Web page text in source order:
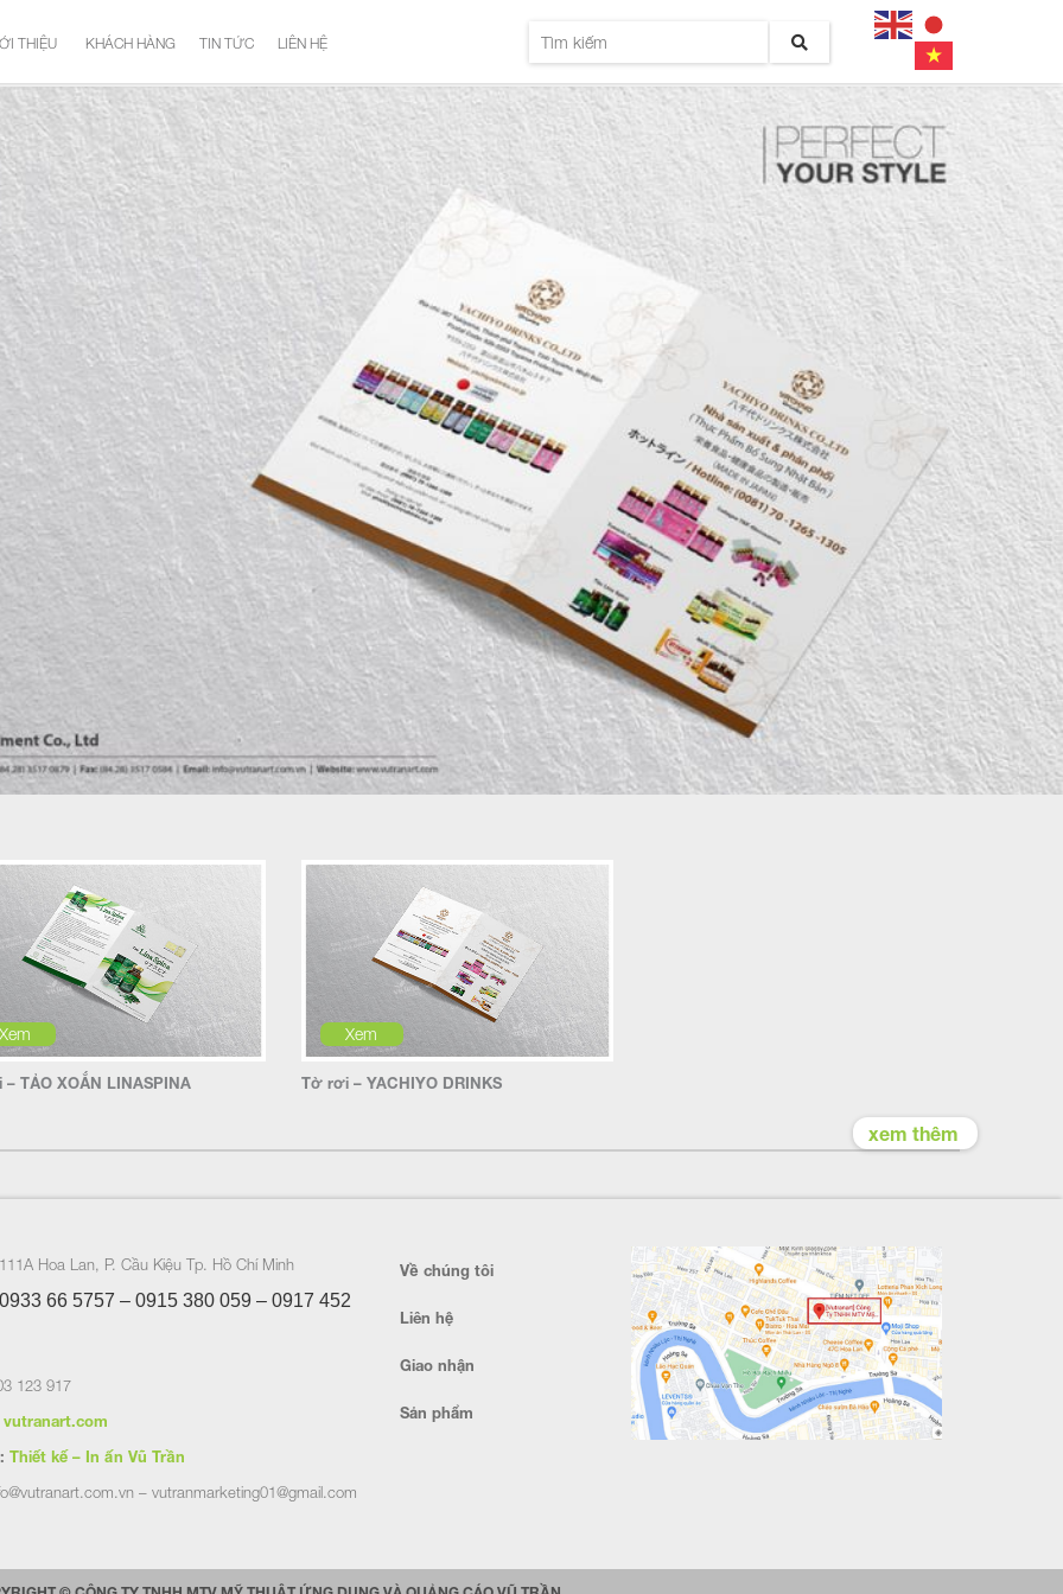
THIỆU KHÁCH HÀNG TIN TỨC LIÊN HỆ
TẢO XOẮN LINASPINA
Xem
Tờ rơi – YACHIYO DRINKS
xem thêm
Hoa Lan, P. Cầu Kiệu Tp. Hồ Chí Minh
66 5757 – 0915 380 059 – 0917 452
123 917
vutranart.com
Thiết kế – In ấn Vũ Trần
– vutranmarketing01@gmail.com
Về chúng tôi
Liên hệ
Giao nhận
Sản phẩm